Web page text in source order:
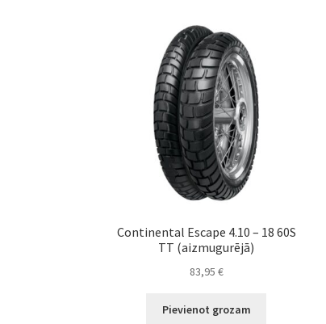
Continental Escape 4.10 – 18 60S
TT (aizmugurējā)
83,95 €
Pievienot grozam